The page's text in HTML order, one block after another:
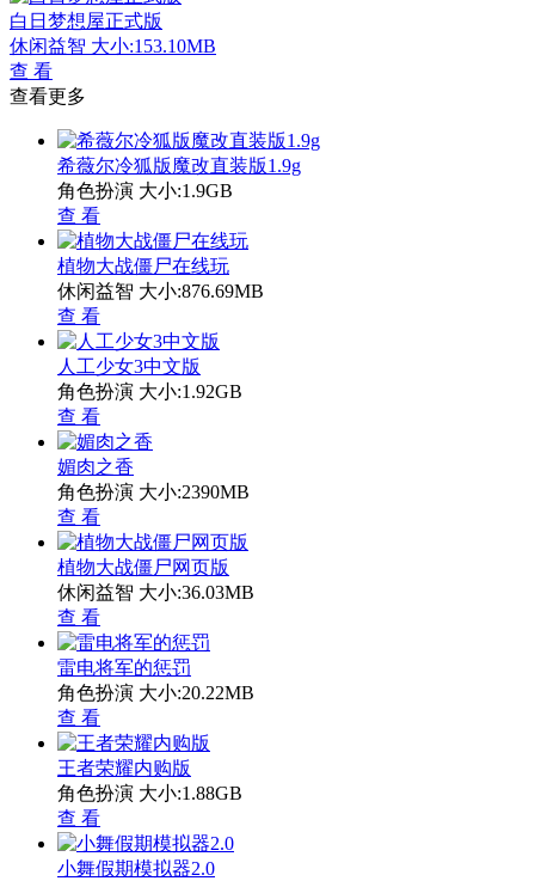
白日梦想屋正式版
休闲益智 大小:153.10MB
查 看
查看更多
希薇尔冷狐版魔改直装版1.9g
角色扮演 大小:1.9GB
查 看
植物大战僵尸在线玩
休闲益智 大小:876.69MB
查 看
人工少女3中文版
角色扮演 大小:1.92GB
查 看
媚肉之香
角色扮演 大小:2390MB
查 看
植物大战僵尸网页版
休闲益智 大小:36.03MB
查 看
雷电将军的惩罚
角色扮演 大小:20.22MB
查 看
王者荣耀内购版
角色扮演 大小:1.88GB
查 看
小舞假期模拟器2.0